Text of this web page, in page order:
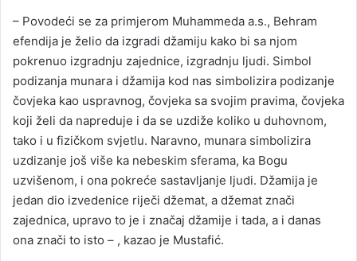
– Povodeći se za primjerom Muhammeda a.s., Behram
efendija je želio da izgradi džamiju kako bi sa njom
pokrenuo izgradnju zajednice, izgradnju ljudi. Simbol
podizanja munara i džamija kod nas simbolizira podizanje
čovjeka kao uspravnog, čovjeka sa svojim pravima, čovjeka
koji želi da napreduje i da se uzdiže koliko u duhovnom,
tako i u fizičkom svjetlu. Naravno, munara simbolizira
uzdizanje još više ka nebeskim sferama, ka Bogu
uzvišenom, i ona pokreće sastavljanje ljudi. Džamija je
jedan dio izvedenice riječi džemat, a džemat znači
zajednica, upravo to je i značaj džamije i tada, a i danas
ona znači to isto – , kazao je Mustafić.